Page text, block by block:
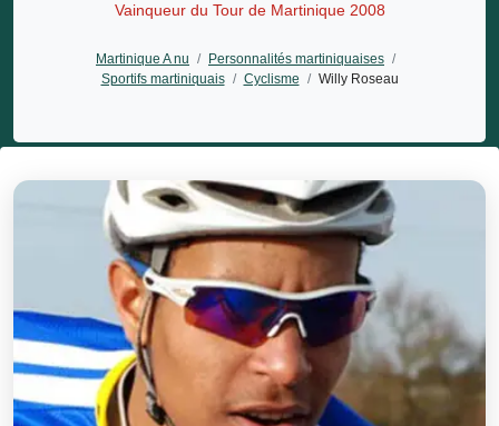
Vainqueur du Tour de Martinique 2008
Martinique A nu / Personnalités martiniquaises /
Sportifs martiniquais / Cyclisme / Willy Roseau